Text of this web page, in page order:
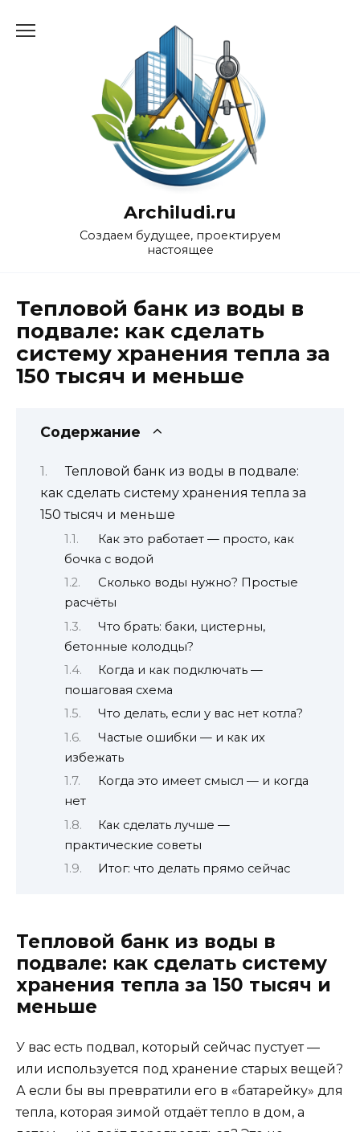
Archiludi.ru
Создаем будущее, проектируем
настоящее
Тепловой банк из воды в
подвале: как сделать
систему хранения тепла за
150 тысяч и меньше
Содержание
Тепловой банк из воды в подвале:
как сделать систему хранения тепла за
150 тысяч и меньше
Как это работает — просто, как
бочка с водой
Сколько воды нужно? Простые
расчёты
Что брать: баки, цистерны,
бетонные колодцы?
Когда и как подключать —
пошаговая схема
Что делать, если у вас нет котла?
Частые ошибки — и как их
избежать
Когда это имеет смысл — и когда
нет
Как сделать лучше —
практические советы
Итог: что делать прямо сейчас
Тепловой банк из воды в
подвале: как сделать систему
хранения тепла за 150 тысяч и
меньше
У вас есть подвал, который сейчас пустует —
или используется под хранение старых вещей?
А если бы вы превратили его в «батарейку» для
тепла, которая зимой отдаёт тепло в дом, а